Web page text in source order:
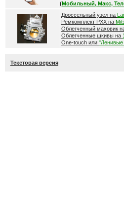
(Мобильный, Макс,
Дроссельный узел на
Ремкомплект РХХ на
Облегченный маховик
Облегченные шкивы на
One-touch или "Ленивые
Текстовая версия